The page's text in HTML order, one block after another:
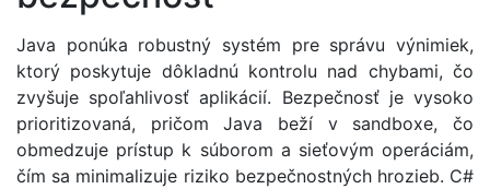
Java ponúka robustný systém pre správu výnimiek,
ktorý poskytuje dôkladnú kontrolu nad chybami, čo
zvyšuje spoľahlivosť aplikácií. Bezpečnosť je vysoko
prioritizovaná, pričom Java beží v sandboxe, čo
obmedzuje prístup k súborom a sieťovým operáciám,
čím sa minimalizuje riziko bezpečnostných hrozieb. C#